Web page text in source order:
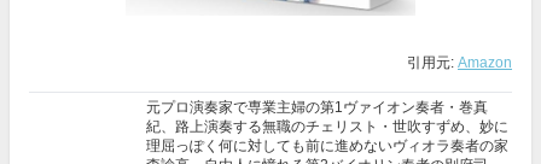
引用元: Amazon
元プロ演奏家で専業主婦の第1ヴァイオン奏者・巻真
紀、路上演奏する無職のチェリスト・世吹すずめ、妙に
理屈っぽく何に対しても前に進めないヴィオラ奏者の家